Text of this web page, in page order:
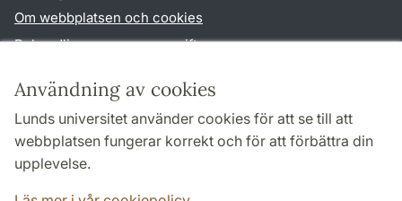
Användning av cookies
Lunds universitet använder cookies för att se till att
webbplatsen fungerar korrekt och för att förbättra din
upplevelse.
Om webbplatsen och cookies
Behandling av personuppgifter
TYPO3-login
Följ oss i sociala medier